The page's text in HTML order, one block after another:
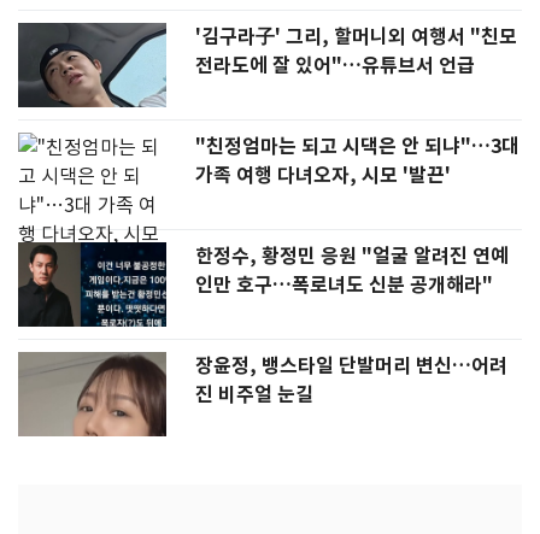
'김구라子' 그리, 할머니외 여행서 "친모
전라도에 잘 있어"…유튜브서 언급
"친정엄마는 되고 시댁은 안 되냐"…3대
가족 여행 다녀오자, 시모 '발끈'
한정수, 황정민 응원 "얼굴 알려진 연예
인만 호구…폭로녀도 신분 공개해라"
장윤정, 뱅스타일 단발머리 변신…어려
진 비주얼 눈길